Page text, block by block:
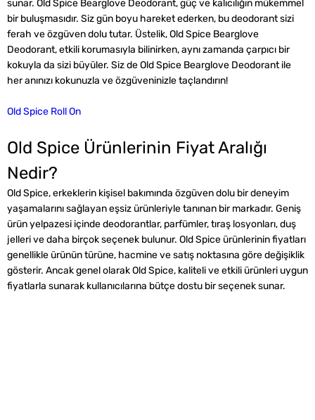
sunar. Old Spice Bearglove Deodorant, güç ve kalıcılığın mükemmel
bir buluşmasıdır. Siz gün boyu hareket ederken, bu deodorant sizi
ferah ve özgüven dolu tutar. Üstelik, Old Spice Bearglove
Deodorant, etkili korumasıyla bilinirken, aynı zamanda çarpıcı bir
kokuyla da sizi büyüler. Siz de Old Spice Bearglove Deodorant ile
her anınızı kokunuzla ve özgüveninizle taçlandırın!
Old Spice Roll On
Old Spice Ürünlerinin Fiyat Aralığı
Nedir?
Old Spice, erkeklerin kişisel bakımında özgüven dolu bir deneyim
yaşamalarını sağlayan eşsiz ürünleriyle tanınan bir markadır. Geniş
ürün yelpazesi içinde deodorantlar, parfümler, tıraş losyonları, duş
jelleri ve daha birçok seçenek bulunur. Old Spice ürünlerinin fiyatları
genellikle ürünün türüne, hacmine ve satış noktasına göre değişiklik
gösterir. Ancak genel olarak Old Spice, kaliteli ve etkili ürünleri uygun
fiyatlarla sunarak kullanıcılarına bütçe dostu bir seçenek sunar.